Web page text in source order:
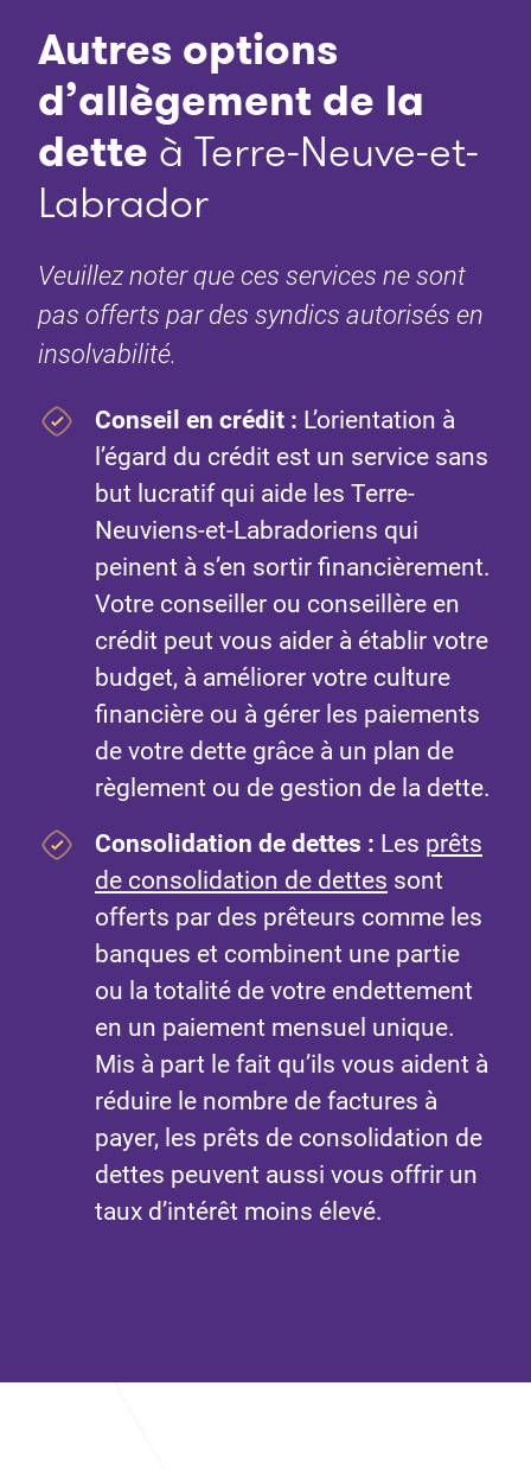
Autres options
d’allègement de la
dette à Terre-Neuve-et-
Labrador
Veuillez noter que ces services ne sont
pas offerts par des syndics autorisés en
insolvabilité.
Conseil en crédit : L’orientation à
l’égard du crédit est un service sans
but lucratif qui aide les Terre-
Neuviens-et-Labradoriens qui
peinent à s’en sortir financièrement.
Votre conseiller ou conseillère en
crédit peut vous aider à établir votre
budget, à améliorer votre culture
financière ou à gérer les paiements
de votre dette grâce à un plan de
règlement ou de gestion de la dette.
Consolidation de dettes : Les prêts
de consolidation de dettes sont
offerts par des prêteurs comme les
banques et combinent une partie
ou la totalité de votre endettement
en un paiement mensuel unique.
Mis à part le fait qu’ils vous aident à
réduire le nombre de factures à
payer, les prêts de consolidation de
dettes peuvent aussi vous offrir un
taux d’intérêt moins élevé.